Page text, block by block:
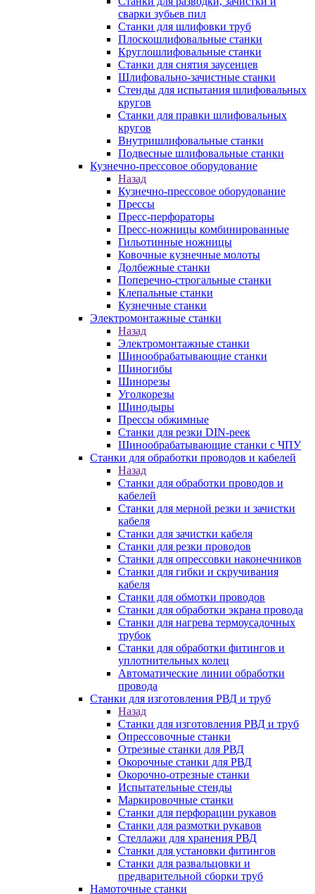
сварки зубьев пил
Станки для шлифовки труб
Плоскошлифовальные станки
Круглошлифовальные станки
Станки для снятия заусенцев
Шлифовально-зачистные станки
Стенды для испытания шлифовальных
кругов
Станки для правки шлифовальных
кругов
Внутришлифовальные станки
Подвесные шлифовальные станки
Кузнечно-прессовое оборудование
Назад
Кузнечно-прессовое оборудование
Прессы
Пресс-перфораторы
Пресс-ножницы комбинированные
Гильотинные ножницы
Ковочные кузнечные молоты
Долбежные станки
Поперечно-строгальные станки
Клепальные станки
Кузнечные станки
Электромонтажные станки
Назад
Электромонтажные станки
Шинообрабатывающие станки
Шиногибы
Шинорезы
Уголкорезы
Шинодыры
Прессы обжимные
Станки для резки DIN-реек
Шинообрабатывающие станки с ЧПУ
Станки для обработки проводов и кабелей
Назад
Станки для обработки проводов и
кабелей
Станки для мерной резки и зачистки
кабеля
Станки для зачистки кабеля
Станки для резки проводов
Станки для опрессовки наконечников
Станки для гибки и скручивания
кабеля
Станки для обмотки проводов
Станки для обработки экрана провода
Станки для нагрева термоусадочных
трубок
Станки для обработки фитингов и
уплотнительных колец
Автоматические линии обработки
провода
Станки для изготовления РВД и труб
Назад
Станки для изготовления РВД и труб
Опрессовочные станки
Отрезные станки для РВД
Окорочные станки для РВД
Окорочно-отрезные станки
Испытательные стенды
Маркировочные станки
Станки для перфорации рукавов
Станки для размотки рукавов
Стеллажи для хранения РВД
Станки для установки фитингов
Станки для развальцовки и
предварительной сборки труб
Намоточные станки